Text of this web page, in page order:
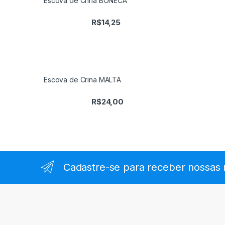
R$14,25
Escova de Crina MALTA
R$24,00
Cadastre-se para receber nossas